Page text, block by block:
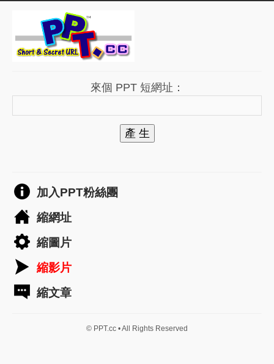
來個 PPT 短網址：
產 生
加入PPT粉絲團
縮網址
縮圖片
縮影片
縮文章
© PPT.cc • All Rights Reserved